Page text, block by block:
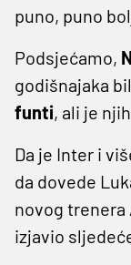
puno, puno
Podsjećamo,
godišnajaka
funti, ali je
Da je Inter i
da dovede
novog trenera
izjavio